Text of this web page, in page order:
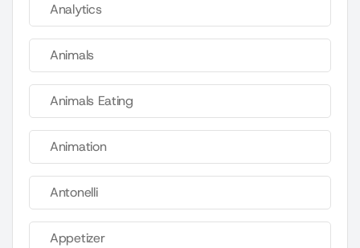
Analytics
Animals
Animals Eating
Animation
Antonelli
Appetizer